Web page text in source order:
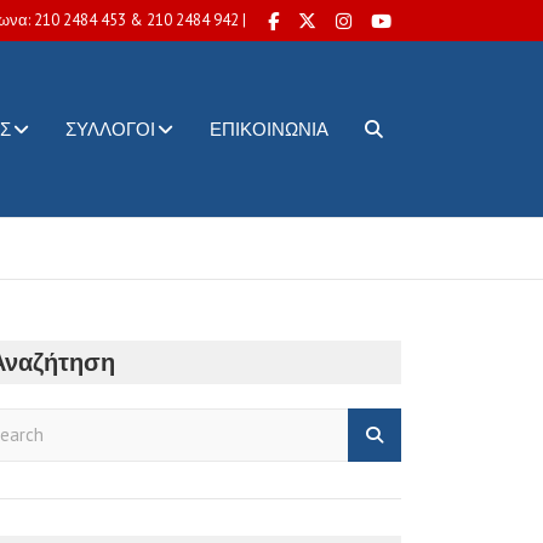
210 2484 453 & 210 2484 942 |
ΣΎΛΛΟΓΟΙ ΕΠΙΚΟΙΝΩΝΊΑ